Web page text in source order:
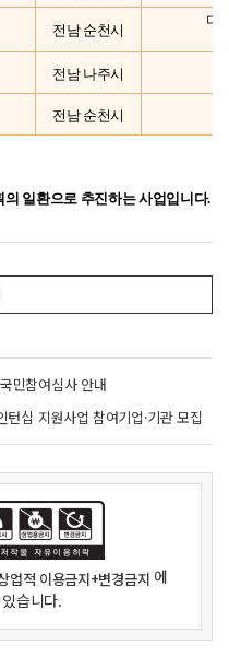
전남 순천시
디
전남 나주시
전남 순천시
일환으로 추진하는 사업입니다.
민참여심사 안내
십 지원사업 참여기업·기관 모집
업적 이용금지+변경금지 에
습니다.